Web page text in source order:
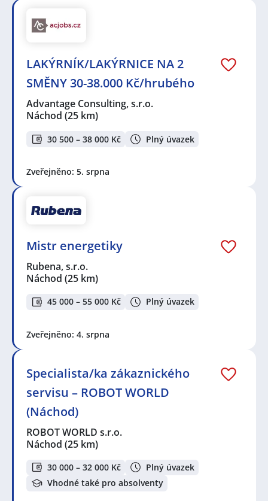
LAKÝRNÍK/LAKÝRNICE NA 2
SMĚNY 30-38.000 Kč/hrubého
Advantage Consulting, s.r.o.
Náchod (25 km)
30 500 – 38 000 Kč Plný úvazek
Zveřejněno: 5. srpna
Mistr energetiky
Rubena, s.r.o.
Náchod (25 km)
45 000 – 55 000 Kč Plný úvazek
Zveřejněno: 4. srpna
Specialista/ka zákaznického
servisu – ROBOT WORLD
(Náchod)
ROBOT WORLD s.r.o.
Náchod (25 km)
30 000 – 32 000 Kč
Plný úvazek
Vhodné také pro absolventy